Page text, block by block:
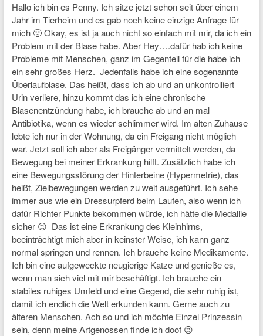
Hallo ich bin es Penny. Ich sitze jetzt schon seit über einem
Jahr im Tierheim und es gab noch keine einzige Anfrage für
mich 🙁 Okay, es ist ja auch nicht so einfach mit mir, da ich ein
Problem mit der Blase habe. Aber Hey….dafür hab ich keine
Probleme mit Menschen, ganz im Gegenteil für die habe ich
ein sehr großes Herz. Jedenfalls habe ich eine sogenannte
Überlaufblase. Das heißt, dass ich ab und an unkontrolliert
Urin verliere, hinzu kommt das ich eine chronische
Blasenentzündung habe, ich brauche ab und an mal
Antibiotika, wenn es wieder schlimmer wird. Im alten Zuhause
lebte ich nur in der Wohnung, da ein Freigang nicht möglich
war. Jetzt soll ich aber als Freigänger vermittelt werden, da
Bewegung bei meiner Erkrankung hilft. Zusätzlich habe ich
eine Bewegungsstörung der Hinterbeine (Hypermetrie), das
heißt, Zielbewegungen werden zu weit ausgeführt. Ich sehe
immer aus wie ein Dressurpferd beim Laufen, also wenn ich
dafür Richter Punkte bekommen würde, ich hätte die Medallie
sicher 😉 Das ist eine Erkrankung des Kleinhirns,
beeinträchtigt mich aber in keinster Weise, ich kann ganz
normal springen und rennen. Ich brauche keine Medikamente.
Ich bin eine aufgeweckte neugierige Katze und genieße es,
wenn man sich viel mit mir beschäftigt. Ich brauche ein
stabiles ruhiges Umfeld und eine Gegend, die sehr ruhig ist,
damit ich endlich die Welt erkunden kann. Gerne auch zu
älteren Menschen. Ach so und ich möchte Einzel Prinzessin
sein, denn meine Artgenossen finde ich doof 😉